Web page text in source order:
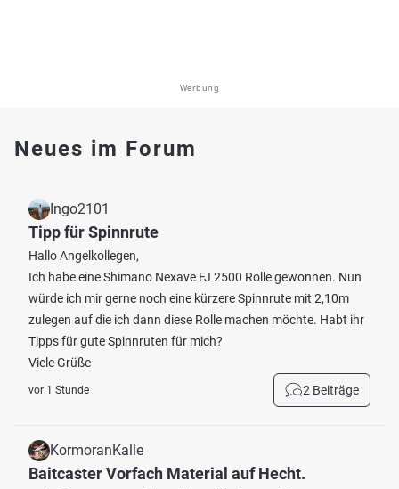
Werbung
Neues im Forum
Ingo2101
Tipp für Spinnrute
Hallo Angelkollegen,
Ich habe eine Shimano Nexave FJ 2500 Rolle gewonnen. Nun
würde ich mir gerne noch eine kürzere Spinnrute mit 2,10m
zulegen auf die ich dann diese Rolle machen möchte. Habt ihr
Tipps für gute Spinnruten für mich?
Viele Grüße
vor 1 Stunde 2 Beiträge
KormoranKalle
Baitcaster Vorfach Material auf Hecht.